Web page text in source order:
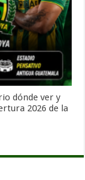
dónde ver y
2026 de la